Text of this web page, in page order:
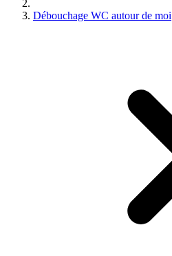
Débouchage WC autour de moi